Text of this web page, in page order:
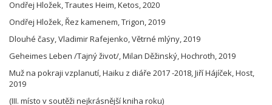
Ondřej Hložek, Trautes Heim, Ketos, 2020
Ondřej Hložek, Řez kamenem, Trigon, 2019
Dlouhé časy, Vladimir Rafejenko, Větrné mlýny, 2019
Geheimes Leben /Tajný život/, Milan Děžinský, Hochroth, 2019
Muž na pokraji vzplanutí, Haiku z diáře 2017 -2018, Jiří Hájíček, Host,
2019
(III. místo v soutěži nejkrásnější kniha roku)